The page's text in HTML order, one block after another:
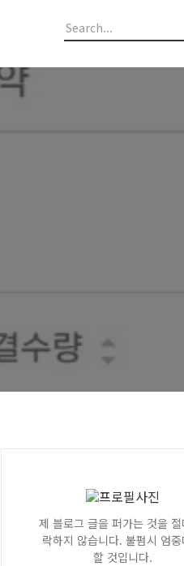
제 블로그 글을 퍼가는 것을 절
락하지 않습니다. 불펌시 엄중
할 것입니다.